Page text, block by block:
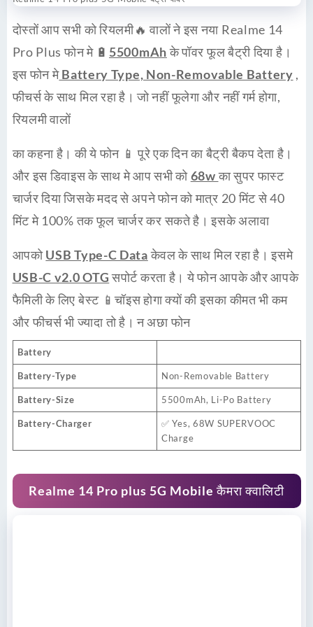
दोस्तों आप सभी को रियलमी🔥 वालों ने इस नया Realme 14
Pro Plus फोन मे 🔋 5500mAhके पॉवर फूल बैट्री दिया है।
इस फोन मेBattery Type, Non-Removable Battery ,
फीचर्स के साथ मिल रहा है। जो नहीं फूलेगा और नहीं गर्म होगा,
रियलमी वालों
का कहना है। की ये फोन 📱 पूरे एक दिन का बैट्री बैकप देता है।
और इस डिवाइस के साथ मे आप सभी को68wका सुपर फास्ट
चार्जर दिया जिसके मदद से अपने फोन को मात्र 20 मिंट से 40
मिंट मे 100% तक फूल चार्जर कर सकते है। इसके अलावा
आपकोUSB Type-C Dataकेवल के साथ मिल रहा है। इसमे
USB-C v2.0 OTGसपोर्ट करता है। ये फोन आपके और आपके
फैमिली के लिए बेस्ट 📱चॉइस होगा क्यों की इसका कीमत भी कम
और फीचर्स भी ज्यादा तो है। न अछा फोन
Battery
Battery-Type Non-Removable Battery
Battery-Size 5500mAh, Li-Po Battery
Battery-Charger
✅ Yes, 68W SUPERVOOC
Charge
Realme 14 Pro plus 5G Mobile कैमरा क्वालिटी